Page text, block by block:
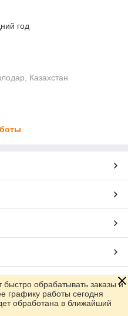
год
Казахстан
Satu.kz
обрабатывать заказы и
графику работы сегодня
обработана в ближайший